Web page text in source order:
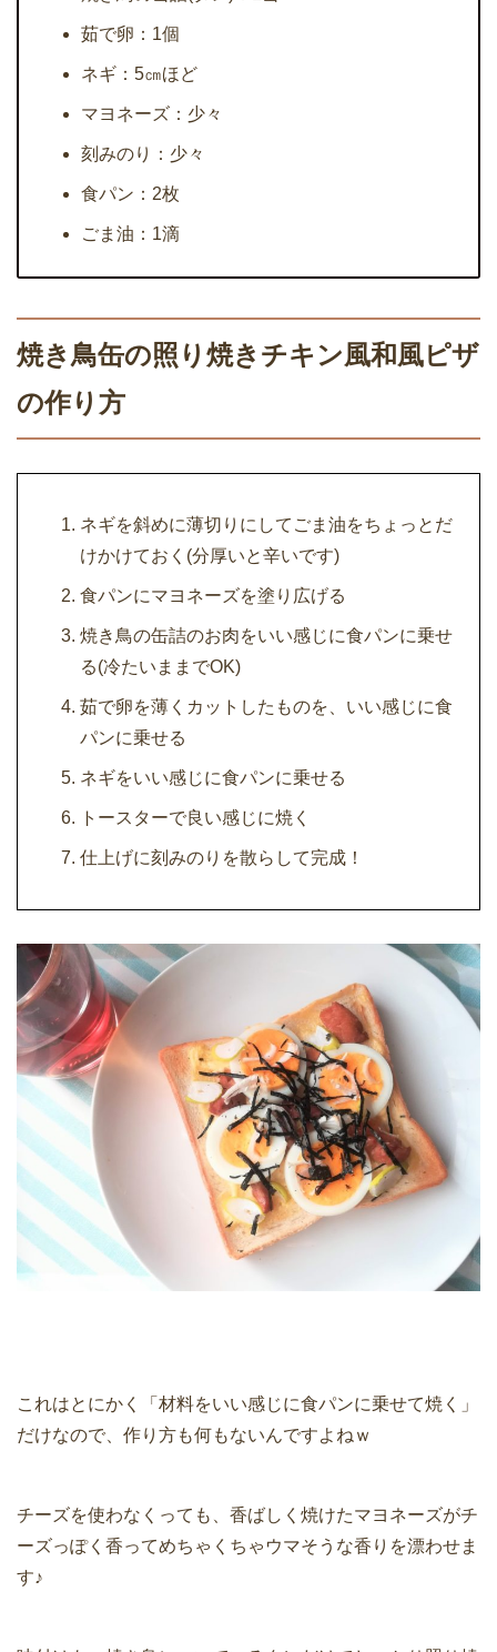
茹で卵：1個
ネギ：5㎝ほど
マヨネーズ：少々
刻みのり：少々
食パン：2枚
ごま油：1滴
焼き鳥缶の照り焼きチキン風和風ピザ
の作り方
ネギを斜めに薄切りにしてごま油をちょっとだ
けかけておく(分厚いと辛いです)
食パンにマヨネーズを塗り広げる
焼き鳥の缶詰のお肉をいい感じに食パンに乗せ
る(冷たいままでOK)
茹で卵を薄くカットしたものを、いい感じに食
パンに乗せる
ネギをいい感じに食パンに乗せる
トースターで良い感じに焼く
仕上げに刻みのりを散らして完成！
これはとにかく「材料をいい感じに食パンに乗せて焼く」
だけなので、作り方も何もないんですよねｗ
チーズを使わなくっても、香ばしく焼けたマヨネーズがチ
ーズっぽく香ってめちゃくちゃウマそうな香りを漂わせま
す♪